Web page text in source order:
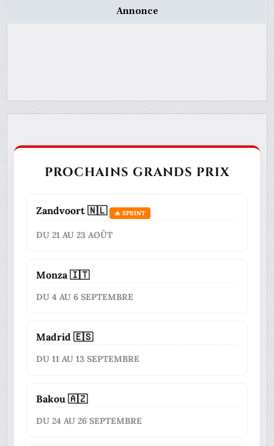
Annonce
PROCHAINS GRANDS PRIX
Zandvoort 🇳🇱 🔥 SPRINT
DU 21 AU 23 AOÛT
Monza 🇮🇹
DU 4 AU 6 SEPTEMBRE
Madrid 🇪🇸
DU 11 AU 13 SEPTEMBRE
Bakou 🇦🇿
DU 24 AU 26 SEPTEMBRE